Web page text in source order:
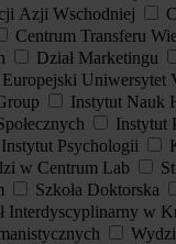
Azji Wschodniej
Centrum Transferu
Dział Marketingu
Europejski Uniwersytet
Instytut Nauk
Instytut
Instytut Psychologii
w Centrum Lab
Szkoła Doktorska
Interdyscyplinarny w